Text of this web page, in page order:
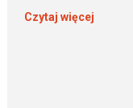
Czytaj więcej